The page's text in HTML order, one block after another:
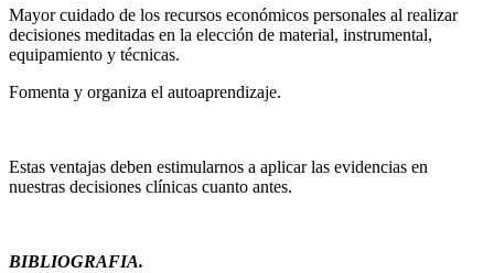
Mayor cuidado de los recursos económicos personales al realizar
decisiones meditadas en la elección de material, instrumental,
equipamiento y técnicas.
Fomenta y organiza el autoaprendizaje.
Estas ventajas deben estimularnos a aplicar las evidencias en
nuestras decisiones clínicas cuanto antes.
BIBLIOGRAFIA.